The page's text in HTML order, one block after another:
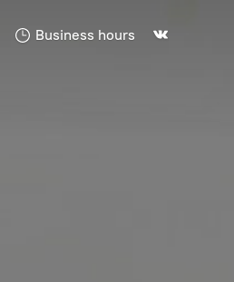
Business hours